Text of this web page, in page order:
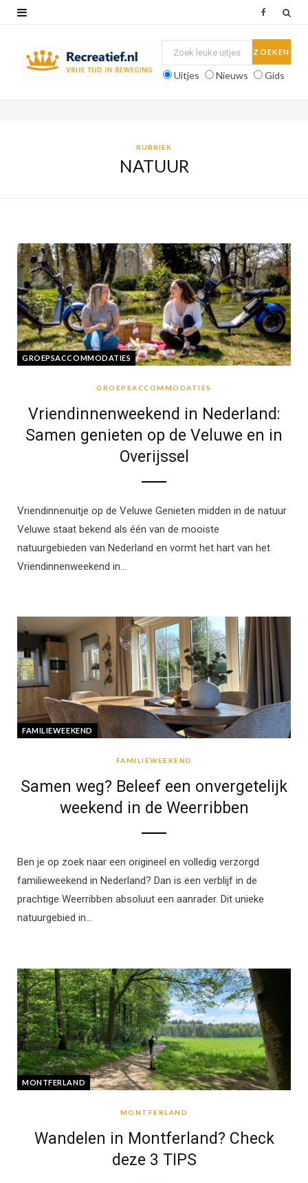
Uitjes Nieuws Gids
RUBRIEK
NATUUR
GROEPSACCOMMODATIES
GROEPSACCOMMODATIES
Vriendinnenweekend in Nederland:
Samen genieten op de Veluwe en in
Overijssel
Vriendinnenuitje op de Veluwe Genieten midden in de natuur
Veluwe staat bekend als één van de mooiste
natuurgebieden van Nederland en vormt het hart van het
Vriendinnenweekend in…
FAMILIEWEEKEND
FAMILIEWEEKEND
Samen weg? Beleef een onvergetelijk
weekend in de Weerribben
Ben je op zoek naar een origineel en volledig verzorgd
familieweekend in Nederland? Dan is een verblijf in de
prachtige Weerribben absoluut een aanrader. Dit unieke
natuurgebied in…
MONTFERLAND
MONTFERLAND
Wandelen in Montferland? Check
deze 3 TIPS